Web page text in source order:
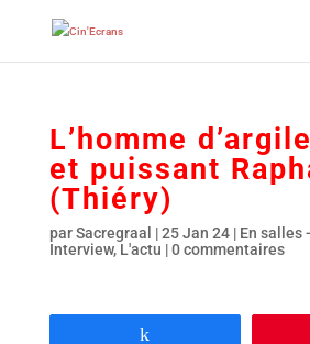
L’homme
et puissant
(Thiéry)
parSacregraal |25 Jan 24| En salles
Interview, L'actu |0 commentaires